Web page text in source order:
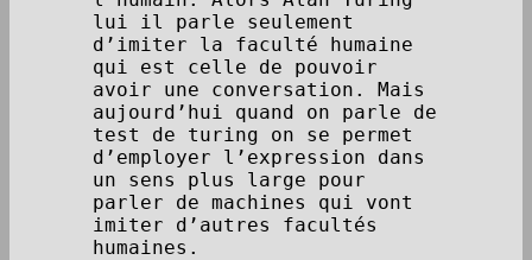
lui il parle seulement
d’imiter la faculté humaine
qui est celle de pouvoir
avoir une conversation. Mais
aujourd’hui quand on parle de
test de turing on se permet
d’employer l’expression dans
un sens plus large pour
parler de machines qui vont
imiter d’autres facultés
humaines.